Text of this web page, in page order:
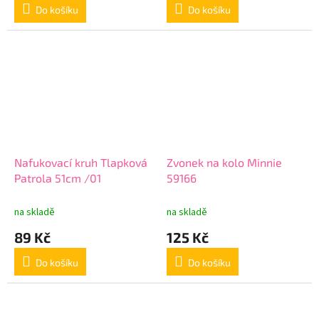
Do košíku Do košíku
Nafukovací kruh Tlapková
Patrola 51cm /01
na skladě
89 Kč
Do košíku
Zvonek na kolo Minnie
59166
na skladě
125 Kč
Do košíku